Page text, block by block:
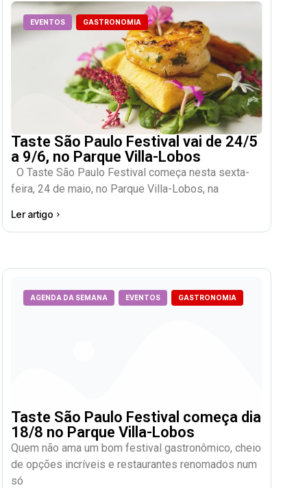
EVENTOS GASTRONOMIA
Taste São Paulo Festival vai de 24/5
a 9/6, no Parque Villa-Lobos
O Taste São Paulo Festival começa nesta sexta-
feira, 24 de maio, no Parque Villa-Lobos, na
Ler artigo
AGENDA DA SEMANA EVENTOS GASTRONOMIA
Taste São Paulo Festival começa dia
18/8 no Parque Villa-Lobos
Quem não ama um bom festival gastronômico, cheio
de opções incríveis e restaurantes renomados num
só